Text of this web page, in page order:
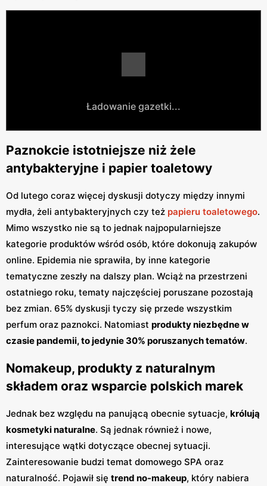
Ładowanie gazetki...
Paznokcie istotniejsze niż żele
antybakteryjne i papier toaletowy
Od lutego coraz więcej dyskusji dotyczy między innymi
mydła, żeli antybakteryjnych czy też papieru toaletowego.
Mimo wszystko nie są to jednak najpopularniejsze
kategorie produktów wśród osób, które dokonują zakupów
online. Epidemia nie sprawiła, by inne kategorie
tematyczne zeszły na dalszy plan. Wciąż na przestrzeni
ostatniego roku, tematy najczęściej poruszane pozostają
bez zmian. 65% dyskusji tyczy się przede wszystkim
perfum oraz paznokci. Natomiast produkty niezbędne w
czasie pandemii, to jedynie 30% poruszanych tematów.
Nomakeup, produkty z naturalnym
składem oraz wsparcie polskich marek
Jednak bez względu na panującą obecnie sytuacje, królują
kosmetyki naturalne. Są jednak również i nowe,
interesujące wątki dotyczące obecnej sytuacji.
Zainteresowanie budzi temat domowego SPA oraz
naturalność. Pojawił się trend no-makeup, który nabiera